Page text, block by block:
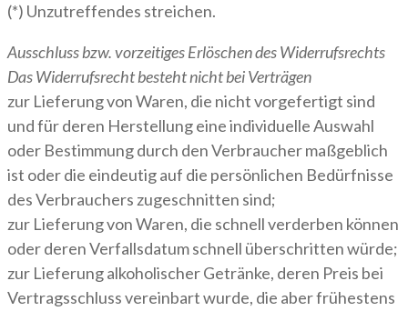
(*) Unzutreffendes streichen.
Ausschluss bzw. vorzeitiges Erlöschen des Widerrufsrechts
Das Widerrufsrecht besteht nicht bei Verträgen
zur Lieferung von Waren, die nicht vorgefertigt sind
und für deren Herstellung eine individuelle Auswahl
oder Bestimmung durch den Verbraucher maßgeblich
ist oder die eindeutig auf die persönlichen Bedürfnisse
des Verbrauchers zugeschnitten sind;
zur Lieferung von Waren, die schnell verderben können
oder deren Verfallsdatum schnell überschritten würde;
zur Lieferung alkoholischer Getränke, deren Preis bei
Vertragsschluss vereinbart wurde, die aber frühestens